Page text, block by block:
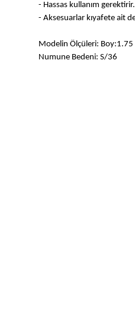
- Hassas kullanım gerektirir.
- Aksesuarlar kıyafete ait
Modelin Ölçüleri: Boy:1.75
Numune Bedeni: S/36